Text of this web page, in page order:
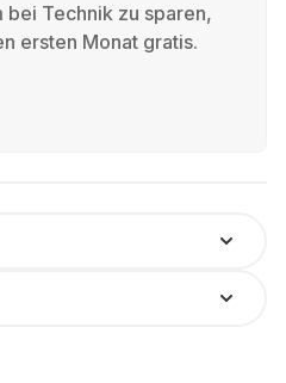
Technik zu sparen,
ersten Monat gratis.